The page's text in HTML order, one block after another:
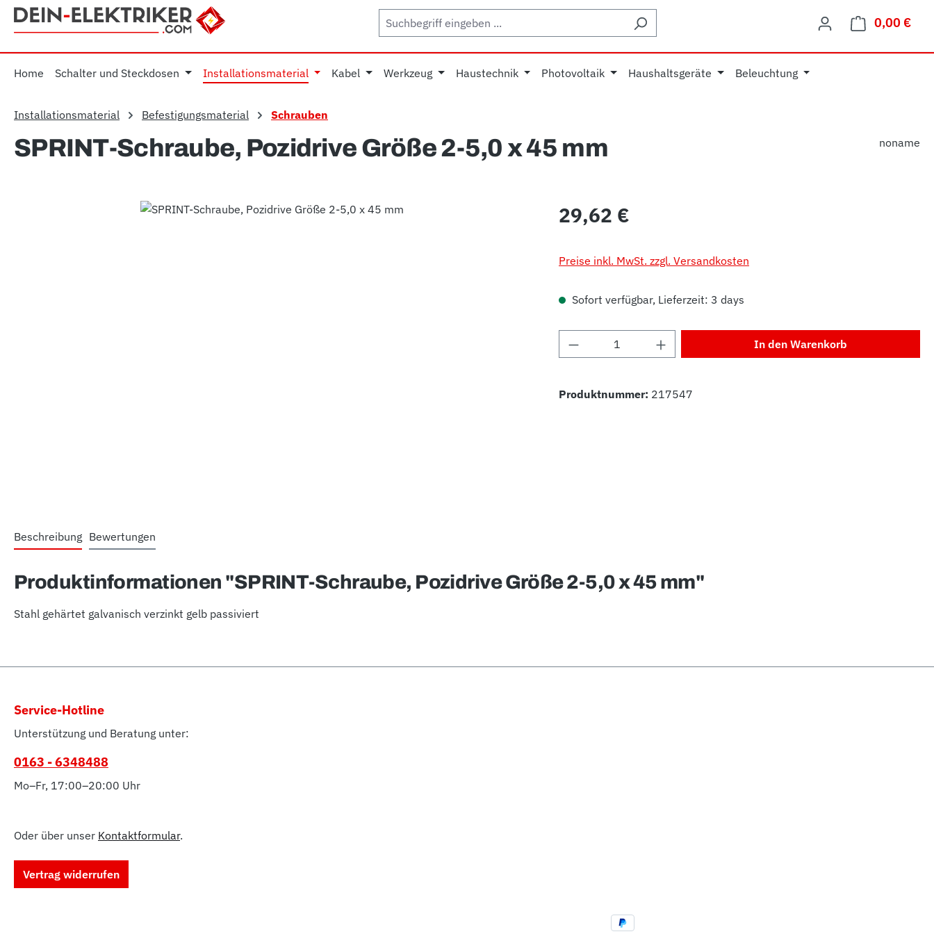
Hauptinhalt springen
Zur Suche springen
Zur Hauptnavigation springen 0,00 €
Home Schalter und Steckdosen Installationsmaterial Kabel Werkzeug Haustechnik Photovoltaik Haushaltsgeräte Beleuchtung
Installationsmaterial Befestigungsmaterial Schrauben
SPRINT-Schraube, Pozidrive Größe 2-5,0 x 45 mm noname
Bildergalerie überspringen Regulärer Preis:
29,62 €
Preise inkl. MwSt. zzgl. Versandkosten
Sofort verfügbar, Lieferzeit: 3 days
Produkt Anzahl: Gib den gewünschten Wert ein
In den Warenkorb
Produktnummer: 217547
Beschreibung Bewertungen
Produktinformationen "SPRINT-Schraube, Pozidrive Größe 2-5,0 x 45 mm"
Stahl gehärtet galvanisch verzinkt gelb passiviert
Service-Hotline
Unterstützung und Beratung unter:
0163 - 6348488
Mo–Fr, 17:00–20:00 Uhr
Oder über unser Kontaktformular.
Vertrag widerrufen